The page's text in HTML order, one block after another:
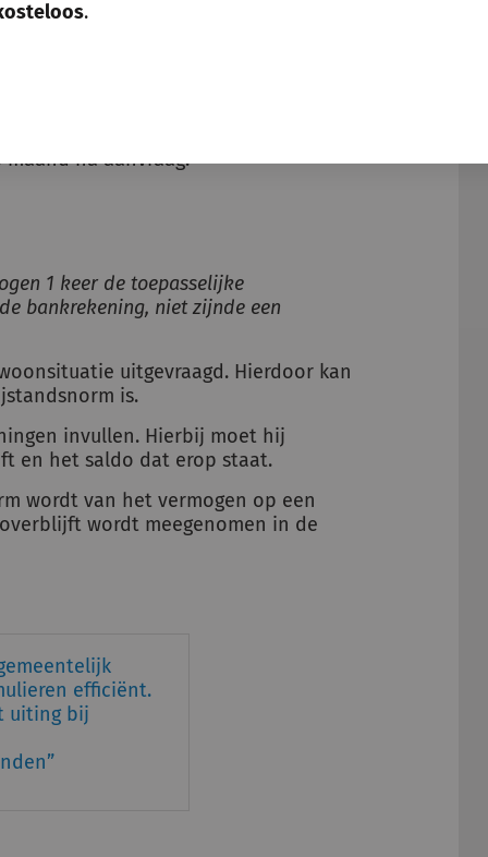
.
na aanvraag.
1 keer de toepasselijke
bankrekening, niet zijnde een
uitgevraagd. Hierdoor kan
is.
invullen. Hierbij moet hij
en het saldo dat erop staat.
wordt van het vermogen op een
wordt meegenomen in de
efficiënt.
uiting bij